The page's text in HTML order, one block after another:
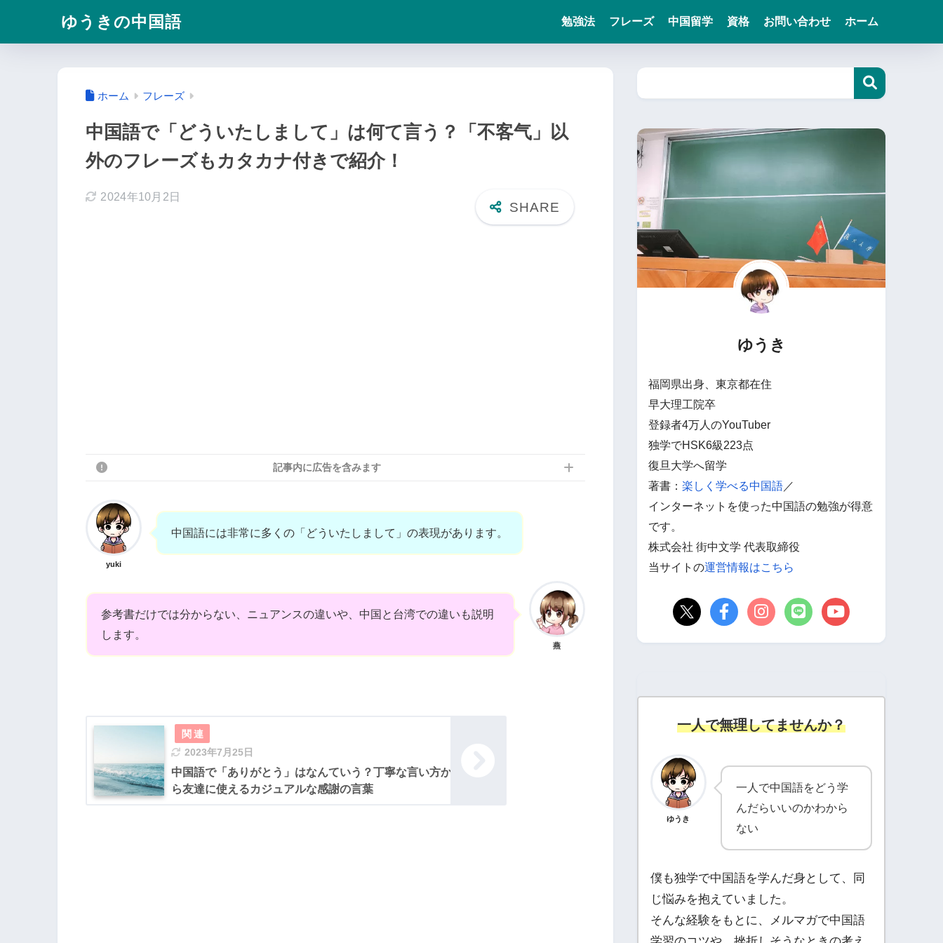
ゆうきの中国語 勉強法 フレーズ 中国留学 資格 お問い合わせ ホーム
ホーム フレーズ
中国語で「どういたしまして」は何て言う？「不客气」以
外のフレーズもカタカナ付きで紹介！
2024年10月2日
記事内に広告を含みます
yuki
中国語には非常に多くの「どういたしまして」の表現があります。
燕
参考書だけでは分からない、ニュアンスの違いや、中国と台湾での違いも説明
します。
2023年7月25日
中国語で「ありがとう」はなんていう？丁寧な言い方か
ら友達に使えるカジュアルな感謝の言葉
ゆうき
福岡県出身、東京都在住
早大理工院卒
登録者4万人のYouTuber
独学でHSK6級223点
復旦大学へ留学
著書： 楽しく学べる中国語 ／
インターネットを使った中国語の勉強が得意
です。
株式会社 街中文学 代表取締役
当サイトの運営情報はこちら
一人で無理してませんか？
ゆうき
一人で中国語をどう学
んだらいいのかわから
ない
僕も独学で中国語を学んだ身として、同
じ悩みを抱えていました。
そんな経験をもとに、メルマガで中国語